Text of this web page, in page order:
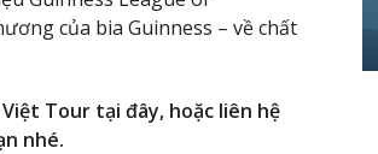
của bia Guinness – về chất
Tour tại đây, hoặc liên hệ
nhé.